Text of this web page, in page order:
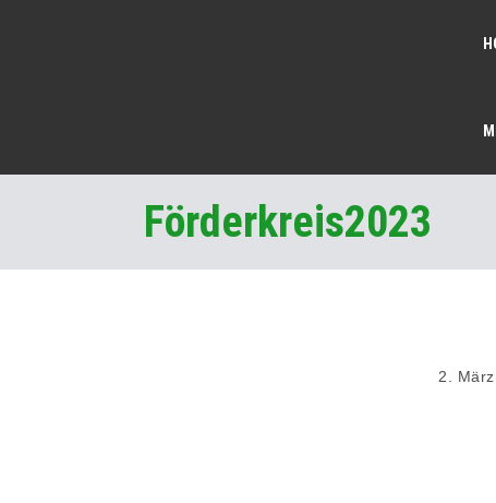
Förderkreis2023
2.